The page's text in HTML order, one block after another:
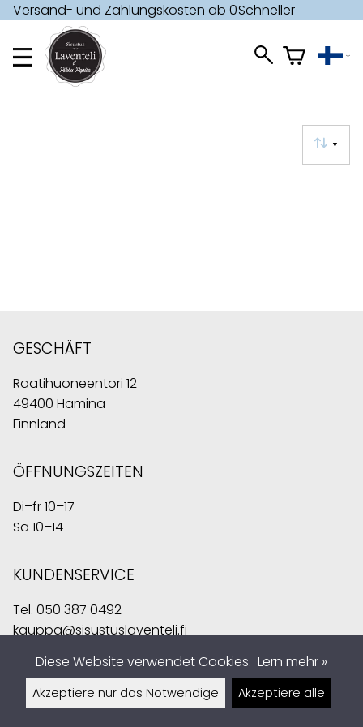
Versand- und Zahlungskosten ab 0Schneller
▼
GESCHÄFT
Raatihuoneentori 12
49400 Hamina
Finnland
ÖFFNUNGSZEITEN
Di–fr 10–17
Sa 10–14
KUNDENSERVICE
Tel. 050 387 0492
kauppa@sisustuslaventeli.fi
Diese Website verwendet Cookies. Lern mehr »
Akzeptiere nur das Notwendige Akzeptiere alle